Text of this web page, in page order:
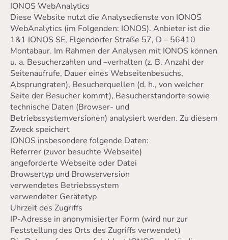
IONOS WebAnalytics
Diese Website nutzt die Analysedienste von IONOS
WebAnalytics (im Folgenden: IONOS). Anbieter ist die
1&1 IONOS SE, Elgendorfer Straße 57, D – 56410
Montabaur. Im Rahmen der Analysen mit IONOS können
u. a. Besucherzahlen und –verhalten (z. B. Anzahl der
Seitenaufrufe, Dauer eines Webseitenbesuchs,
Absprungraten), Besucherquellen (d. h., von welcher
Seite der Besucher kommt), Besucherstandorte sowie
technische Daten (Browser- und
Betriebssystemversionen) analysiert werden. Zu diesem
Zweck speichert
IONOS insbesondere folgende Daten:
Referrer (zuvor besuchte Webseite)
angeforderte Webseite oder Datei
Browsertyp und Browserversion
verwendetes Betriebssystem
verwendeter Gerätetyp
Uhrzeit des Zugriffs
IP-Adresse in anonymisierter Form (wird nur zur
Feststellung des Orts des Zugriffs verwendet)